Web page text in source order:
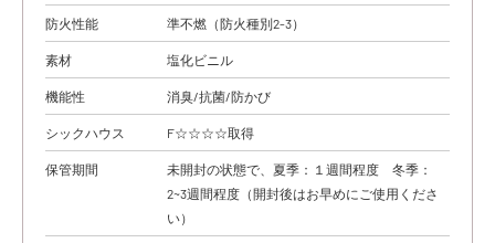
防火性能 準不燃（防火種別2-3）
素材 塩化ビニル
機能性 消臭/抗菌/防かび
シックハウス F☆☆☆☆取得
保管期間
未開封の状態で、夏季：１週間程度 冬季：
2~3週間程度（開封後はお早めにご使用くださ
い）